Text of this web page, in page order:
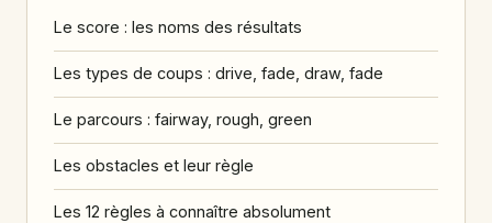
Le score : les noms des résultats
Les types de coups : drive, fade, draw, fade
Le parcours : fairway, rough, green
Les obstacles et leur règle
Les 12 règles à connaître absolument